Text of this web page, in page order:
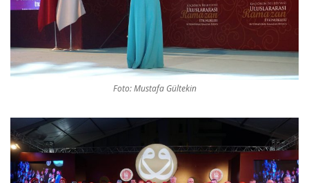
Foto: Mustafa Gültekin